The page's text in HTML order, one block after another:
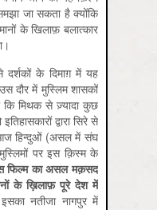
जा सकता है क्योंकि
के खिलाफ़ बलात्कार
दर्शकों के दिमाग़ में यह
दौर में मुस्लिम शासकों
कि मिथक से ज़्यादा कुछ
द्वारा सिरे से
हिन्दुओं (असल में संघ
पर इस क़िस्म के
फिल्मकाअसलमक़सद
केख़िलाफ़पूरेदेशमें
इसका नतीजा नागपुर में